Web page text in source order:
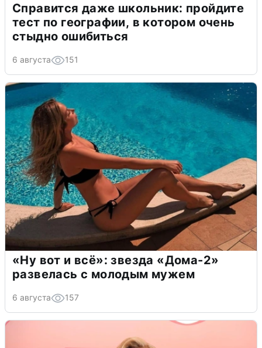
Справится даже школьник: пройдите
тест по географии, в котором очень
стыдно ошибиться
6 августа 151
«Ну вот и всё»: звезда «Дома-2»
развелась с молодым мужем
6 августа 157